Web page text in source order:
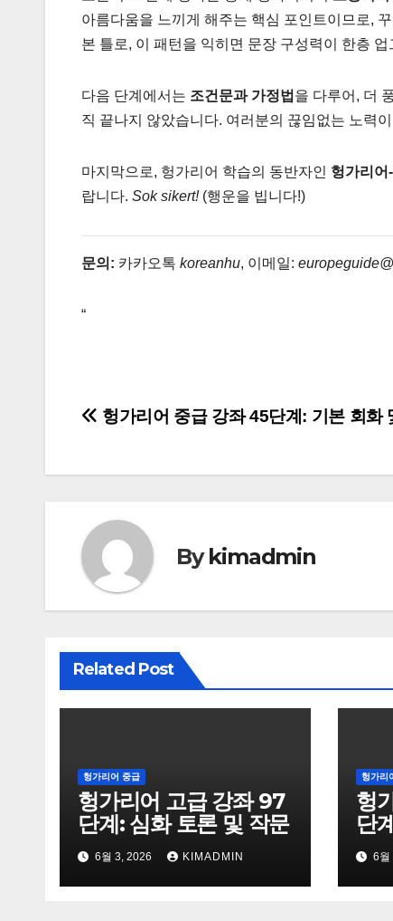
아름다움을 느끼게 해주는 핵심 포인트이므로,
본 틀로, 이 패턴을 익히면 문장 구성력이 한층
다음 단계에서는 조건문과 가정법 을 다루어, 더
직 끝나지 않았습니다. 여러분의 끊임없는 노력
마지막으로, 헝가리어 학습의 동반자인 헝가리어
랍니다. Sok sikert!(행운을 빕니다!)
문의: 카카오톡 koreanhu, 이메일:
“
글헝가리어 중급 강좌 45단계: 기본 회화
Bykimadmin
Related Post
헝가리어 중급
헝가리어 고급 강좌 97
단계: 심화 토론 및 작문
6월 3, 2026 KIMADMIN
헝가리
헝
단
6월